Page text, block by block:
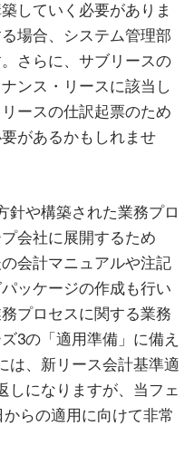
していく必要がありま
場合、システム管理部
さらに、サブリースの
ンス・リースに該当し
ースの仕訳起票のため
があるかもしれませ
針や構築された業務プロ
会社に展開するため
会計マニュアルや注記
ッケージの作成も行い
プロセスに関する業務
3の「適用準備」に備え
は、新リース会計基準適
しになりますが、当フェ
らの適用に向けて非常